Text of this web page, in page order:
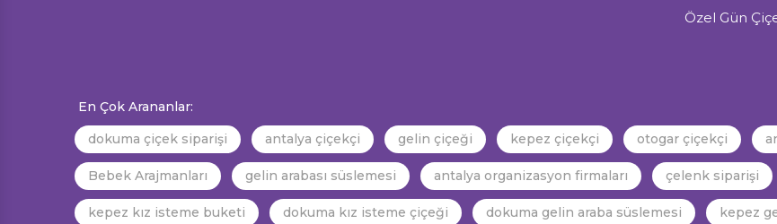
Özel Gün
En Çok Arananlar:
dokuma çiçek siparişi
antalya çiçekçi gelin çiçeği kepez çiçekçi otogar çiçekçi
Bebek Arajmanları gelin arabası süslemesi antalya organizasyon firmaları çelenk siparişi
kepez kız isteme buketi dokuma kız isteme çiçeği dokuma gelin araba süslemesi kepez